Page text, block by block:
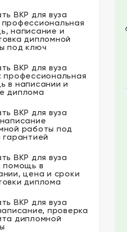
ВКР для вуза
написание и
дипломной
под ключ
ВКР для вуза
профессиональная
в написании и
диплома
ВКР для вуза
работы под
гарантией
ВКР для вуза
помощь в
цена и сроки
диплома
ВКР для вуза
проверка
дипломной